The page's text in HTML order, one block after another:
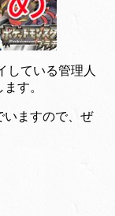
している管理人
す。
いますので、ぜ